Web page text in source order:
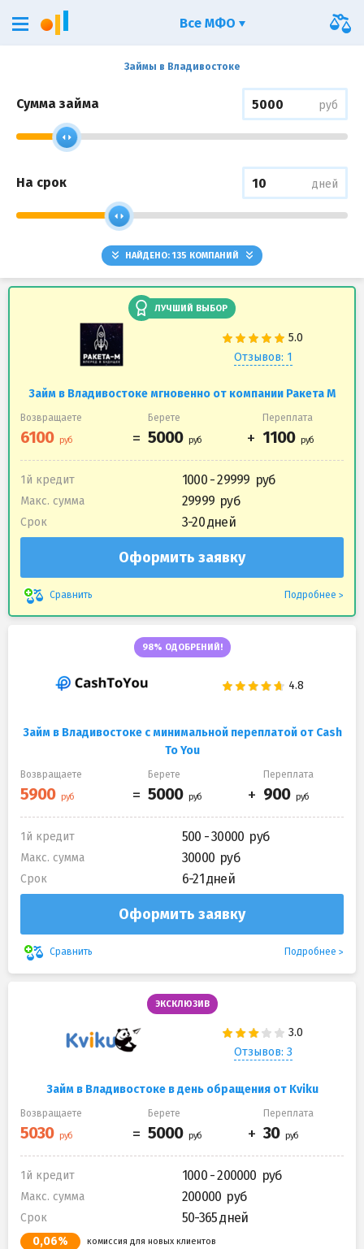
Займы в Владивостоке
Сумма займа руб
На срок дней
НАЙДЕНО:135 КОМПАНИЙ
ЛУЧШИЙ ВЫБОР
Отзывов: 1
Займ в Владивостоке мгновенно от компании Ракета М
Возвращаете Берете Переплата
1й кредит 1000 - 29999
Макс. сумма 29999
Срок 3-20 дней
Оформить заявку
Сравнить Подробнее
98% ОДОБРЕНИЙ!
Займ в Владивостоке с минимальной переплатой от Cash
To You
Возвращаете Берете Переплата
1й кредит 500 - 30000
Макс. сумма 30000
Срок 6-21 дней
Оформить заявку
Сравнить Подробнее
ЭКСКЛЮЗИВ
Отзывов: 3
Займ в Владивостоке в день обращения от Kviku
Возвращаете Берете Переплата
1й кредит 1000 - 200000
Макс. сумма 200000
Срок 50-365 дней
0,06% комиссия для новых клиентов
Все МФО